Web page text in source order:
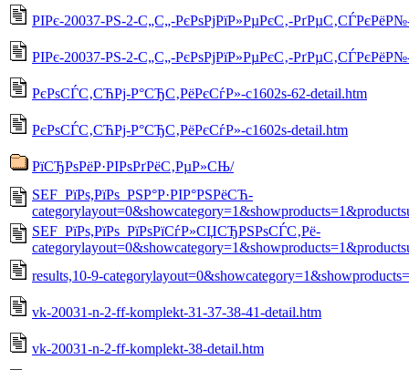
РІРє-20037-РЅ-2-С„С„-РєРѕРјРїР»РµРєС‚-
РІРє-20037-РЅ-2-С„С„-РєРѕРјРїР»РµРєС‚-
РєРѕСЃС‚СЋРј-Р°СЂС‚РёРєСѓР»-c1602s-62-detail.htm
РєРѕСЃС‚СЋРј-Р°СЂС‚РёРєСѓР»-c1602s-detail.htm
РїСЂРѕРёР·РІРѕРґРёС‚РµР»СЊ/
SEF_РїРѕ,РїРѕ_РЅР°Р·РІР°РЅРёСЋ-
SEF_РїРѕ,РїРѕ_РїРѕРїСѓР»СЏСЂРЅРѕСЃС‚Рё-
results,10-9-
vk-20031-n-2-ff-komplekt-31-37-38-41-detail.htm
vk-20031-n-2-ff-komplekt-38-detail.htm